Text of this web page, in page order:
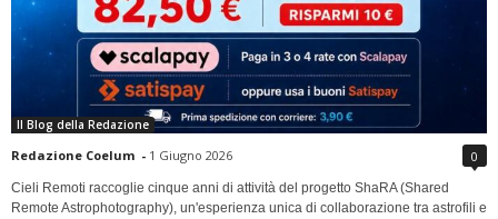
Il Blog della Redazione
Redazione Coelum - 1 Giugno 2026 0
Cieli Remoti raccoglie cinque anni di attività del progetto ShaRA (Shared
Remote Astrophotography), un'esperienza unica di collaborazione tra astrofili e